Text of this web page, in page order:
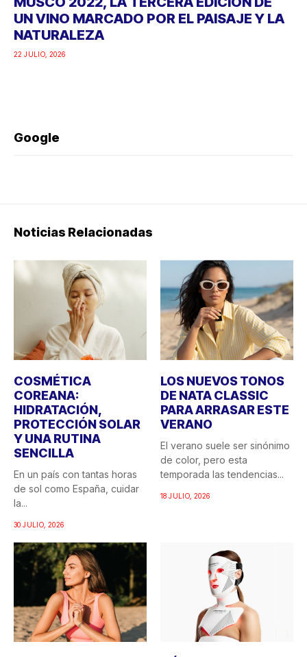
UN VINO MARCADO POR EL PAISAJE Y LA
NATURALEZA
22 JULIO, 2026
Google
Noticias Relacionadas
COSMÉTICA
COREANA:
HIDRATACIÓN,
PROTECCIÓN SOLAR
Y UNA RUTINA
SENCILLA
En un país con tantas horas
de sol como España, cuidar
la...
30 JULIO, 2026
LOS NUEVOS TONOS
DE NATA CLASSIC
PARA ARRASAR ESTE
VERANO
El verano suele ser sinónimo
de color, pero esta
temporada las tendencias...
18 JULIO, 2026